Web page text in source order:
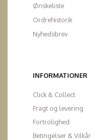
Ønskeliste
Ordrehistorik
Nyhedsbrev
INFORMATIONER
Click & Collect
Fragt og levering
Fortrolighed
Betingelser & Vilkår